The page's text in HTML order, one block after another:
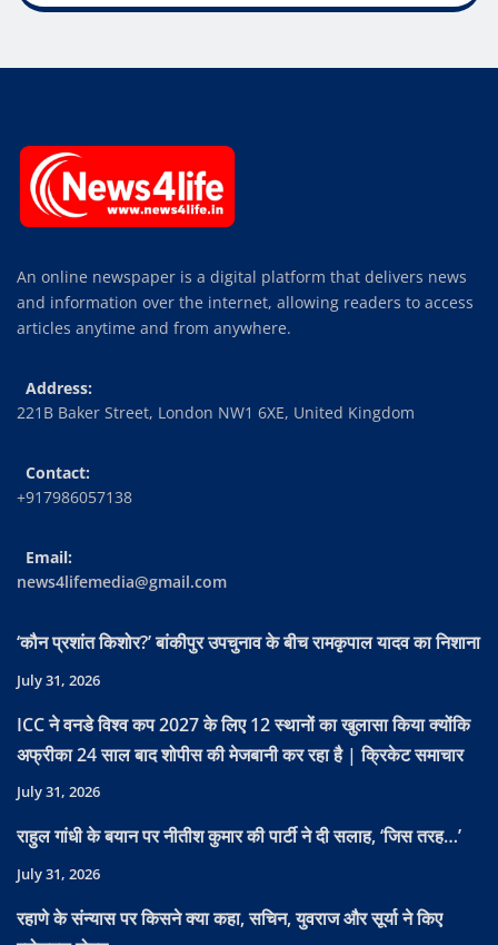
An online newspaper is a digital platform that delivers news
and information over the internet, allowing readers to access
articles anytime and from anywhere.
Address:
221B Baker Street, London NW1 6XE, United Kingdom
Contact:
+917986057138
Email:
news4lifemedia@gmail.com
‘कौन प्रशांत किशोर?’ बांकीपुर उपचुनाव के बीच रामकृपाल यादव का निशाना
July 31, 2026
ICC ने वनडे विश्व कप 2027 के लिए 12 स्थानों का खुलासा किया क्योंकि
अफ्रीका 24 साल बाद शोपीस की मेजबानी कर रहा है | क्रिकेट समाचार
July 31, 2026
राहुल गांधी के बयान पर नीतीश कुमार की पार्टी ने दी सलाह, ‘जिस तरह…’
July 31, 2026
रहाणे के संन्यास पर किसने क्या कहा, सचिन, युवराज और सूर्या ने किए